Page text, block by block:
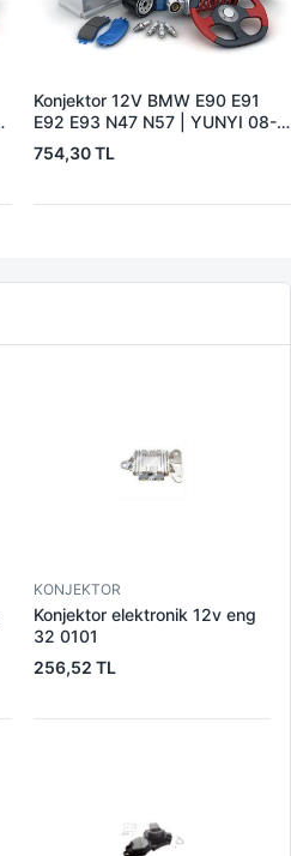
Konjektor 12V BMW E90 E91
E92 E93 N47 N57 | YUNYI 08-
058 | OEM 12317603776
12318510088
754,30 TL
KONJEKTOR
Konjektor elektronik 12v eng
32 0101
256,52 TL